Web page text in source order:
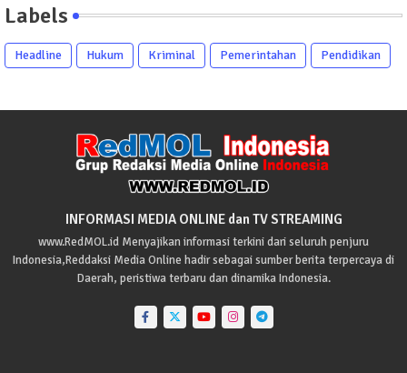
Labels
Headline Hukum Kriminal Pemerintahan Pendidikan
INFORMASI MEDIA ONLINE dan TV STREAMING
www.RedMOL.id Menyajikan informasi terkini dari seluruh penjuru
Indonesia,Reddaksi Media Online hadir sebagai sumber berita terpercaya di
Daerah, peristiwa terbaru dan dinamika Indonesia.